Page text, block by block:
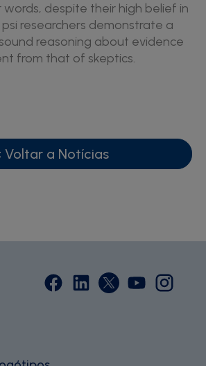
words, despite their high belief in
researchers demonstrate a
reasoning about evidence
from that of skeptics.
Voltar a Notícias